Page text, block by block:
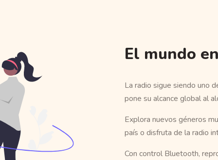
El mundo
La radio sigue siendo uno
pone su alcance global al
Explora nuevos géneros
país o disfruta de la radio
Con control Bluetooth,